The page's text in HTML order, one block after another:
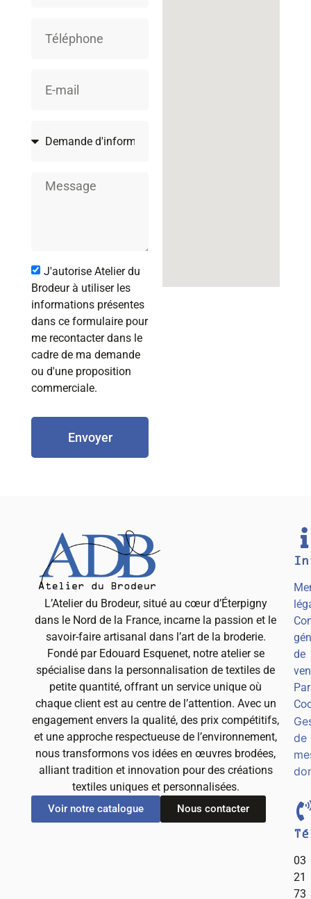
J'autorise Atelier du
Brodeur à utiliser les
informations présentes
dans ce formulaire pour
me recontacter dans le
cadre de ma demande
ou d'une proposition
commerciale.
Envoyer
L’Atelier du Brodeur, situé au cœur d’Éterpigny
dans le Nord de la France, incarne la passion et le
savoir-faire artisanal dans l’art de la broderie.
Fondé par Edouard Esquenet, notre atelier se
spécialise dans la personnalisation de textiles de
petite quantité, offrant un service unique où
chaque client est au centre de l’attention. Avec un
engagement envers la qualité, des prix compétitifs,
et une approche respectueuse de l’environnement,
nous transformons vos idées en œuvres brodées,
alliant tradition et innovation pour des créations
textiles uniques et personnalisées.
Voir notre catalogue Nous contacter
de
de
03
21
73